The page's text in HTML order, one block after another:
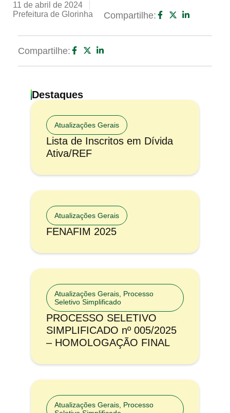
11 de abril de 2024
Prefeitura de Glorinha
Compartilhe:
Compartilhe:
Destaques
Atualizações Gerais
Lista de Inscritos em Dívida
Ativa/REF
Atualizações Gerais
FENAFIM 2025
Atualizações Gerais Processo
Seletivo Simplificado
PROCESSO SELETIVO
SIMPLIFICADO nº 005/2025
– HOMOLOGAÇÃO FINAL
Atualizações Gerais Processo